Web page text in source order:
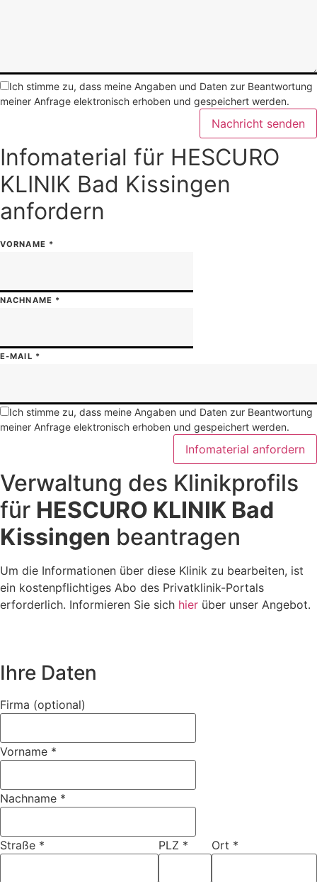
Ich stimme zu, dass meine Angaben und Daten zur Beantwortung
meiner Anfrage elektronisch erhoben und gespeichert werden.
Nachricht senden
Infomaterial für HESCURO
KLINIK Bad Kissingen
anfordern
VORNAME *
NACHNAME *
E-MAIL *
Ich stimme zu, dass meine Angaben und Daten zur Beantwortung
meiner Anfrage elektronisch erhoben und gespeichert werden.
Infomaterial anfordern
Verwaltung des Klinikprofils
für HESCURO KLINIK Bad
Kissingen beantragen
Um die Informationen über diese Klinik zu bearbeiten, ist
ein kostenpflichtiges Abo des Privatklinik-Portals
erforderlich. Informieren Sie sich hier über unser Angebot.
Ihre Daten
Firma (optional)
Vorname *
Nachname *
Straße * PLZ * Ort *